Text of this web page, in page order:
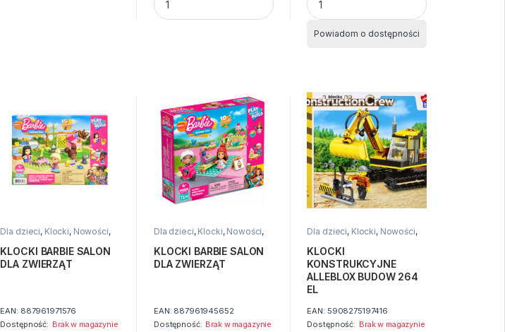
Powiadom o dostępności
Dla dzieci, Klocki, Nowości,
KLOCKI BARBIE SALON
DLA ZWIERZĄT
EAN: 887961971576
Dostępność: Brak w magazynie
Dla dzieci, Klocki, Nowości,
KLOCKI BARBIE SALON
DLA ZWIERZĄT
EAN: 887961945652
Dostępność: Brak w magazynie
Dla dzieci, Klocki, Nowości,
KLOCKI
KONSTRUKCYJNE
ALLEBLOX BUDOW 264
EL
EAN: 5908275197416
Dostępność: Brak w magazynie